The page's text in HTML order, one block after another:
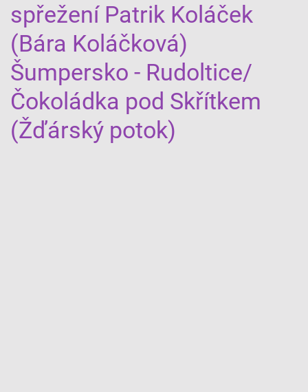
spřežení Patrik Koláček
(Bára Koláčková)
Šumpersko - Rudoltice/
Čokoládka pod Skřítkem
(Žďárský potok)